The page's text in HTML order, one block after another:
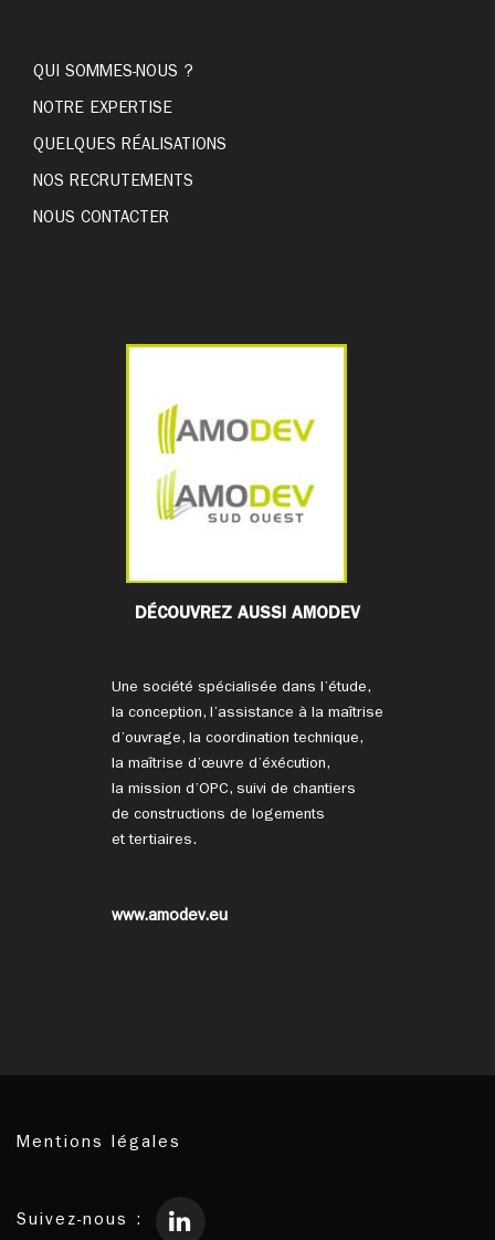
QUI SOMMES-NOUS ?
NOTRE EXPERTISE
QUELQUES RÉALISATIONS
NOS RECRUTEMENTS
NOUS CONTACTER
DÉCOUVREZ AUSSI AMODEV
Une société spécialisée dans l’étude,
la conception, l’assistance à la maîtrise
d’ouvrage, la coordination technique,
la maîtrise d’œuvre d’éxécution,
la mission d’OPC, suivi de chantiers
de constructions de logements
et tertiaires.
www.amodev.eu
Mentions légales
Suivez-nous :